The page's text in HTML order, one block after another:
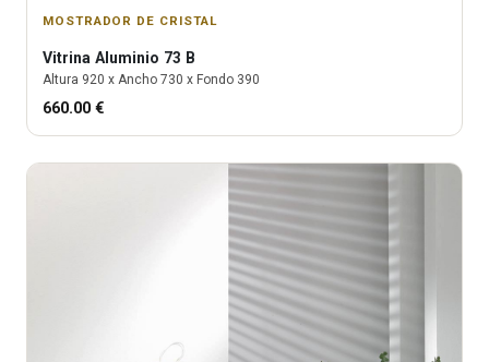
MOSTRADOR DE CRISTAL
Vitrina Aluminio 73 B
Altura 920 x Ancho 730 x Fondo 390
660.00 €